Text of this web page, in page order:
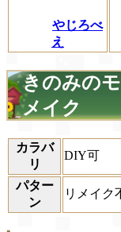
やじろべ
え
きのみの
メイク
カラバ
リ
DIY可
パター
ン
リメイク